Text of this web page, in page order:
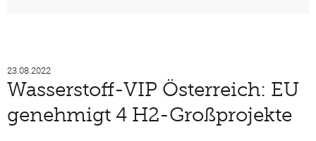
23.08.2022
Wasserstoff-VIP Österreich: EU
genehmigt 4 H2-Großprojekte